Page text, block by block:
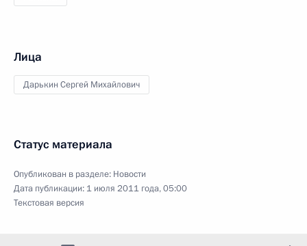
Лица
Дарькин Сергей Михайлович
Статус материала
Опубликован в разделе: Новости
Дата публикации: 1 июля 2011 года, 05:00
Текстовая версия